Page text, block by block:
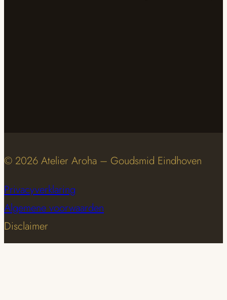
© 2026 Atelier Aroha – Goudsmid Eindhoven
Privacyverklaring
Algemene voorwaarden
Disclaimer